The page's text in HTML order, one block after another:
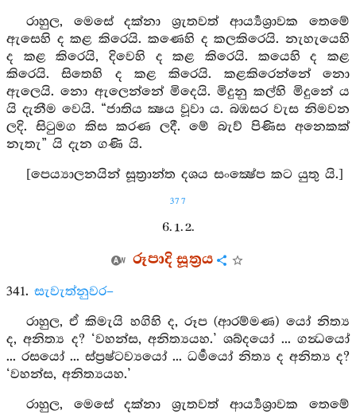
රාහුල, මෙසේ දක්නා ශ්‍රැතවත් ආර්‍ය්‍යශ්‍රාවක තෙමේ
ඇසෙහි ද කළ කිරෙයි. කණෙහි ද කලකිරෙයි. නැහැයෙහි
ද කළ කිරෙයි, දිවෙහි ද කළ කිරෙයි. කයෙහි ද කළ
කිරෙයි. සිතෙහි ද කළ කිරෙයි. කළකිරෙන්නේ නො
ඇලෙයි. නො ඇලෙන්නේ මිදෙයි. මිදුනු කල්හි මිදුනේ ය
යි දැනීම වෙයි. “ජාතිය ක්‍ෂය වූවා ය. බඹසර වැස නිමවන
ලදි. සිටුමග කිස කරණ ලදී. මේ බැව් පිණිස අනෙකක්
නැතැ” යි දැන ගණි යි.
[පෙය්‍යාලනයින් සූත්‍රාන්ත දශය සංක්‍ෂේප කට යුතු යි.]
377
6. 1. 2.
රූපාදි සූත්‍රය
341. සැවැත්නුවර–
රාහුල, ඒ කිමැයි හගිහි ද, රූප (ආරම්මණ) යෝ නිත්‍ය
ද, අනිත්‍ය ද? ‘වහන්ස, අනිත්‍යයහ.’ ශබ්දයෝ ... ගන්‍ධයෝ
... රසයෝ ... ස්ප්‍රෂ්ටව්‍යයෝ ... ධර්‍මයෝ නිත්‍ය ද අනිත්‍ය ද?
‘වහන්ස, අනිත්‍යයහ.’
රාහුල, මෙසේ දක්නා ශ්‍රැතවත් ආර්‍ය්‍යශ්‍රාවක තෙමේ